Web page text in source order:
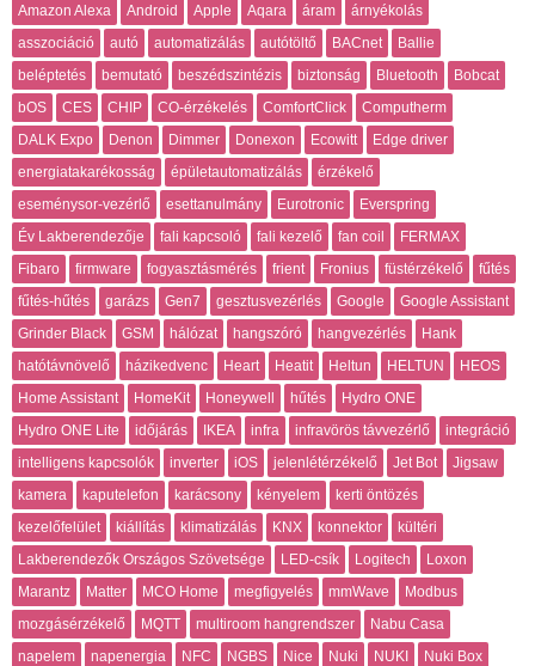
Amazon Alexa
Android Apple Aqara áram
árnyékolás
asszociáció
autó automatizálás autótöltő BACnet
Ballie
beléptetés
bemutató beszédszintézis biztonság Bluetooth
Bobcat
bOS
CES CHIP CO-érzékelés ComfortClick
Computherm
DALK Expo
Denon Dimmer Donexon Ecowitt
Edge driver
energiatakarékosság
épületautomatizálás
érzékelő
eseménysor-vezérlő
esettanulmány Eurotronic
Everspring
Év Lakberendezője
fali kapcsoló fali kezelő fan coil
FERMAX
Fibaro
firmware fogyasztásmérés frient Fronius füstérzékelő
fűtés
fűtés-hűtés
garázs Gen7 gesztusvezérlés Google
Google Assistant
Grinder Black
GSM hálózat hangszóró hangvezérlés
Hank
hatótávnövelő
házikedvenc Heart Heatit Heltun HELTUN
HEOS
Home Assistant
HomeKit Honeywell hűtés
Hydro ONE
Hydro ONE Lite
időjárás IKEA infra infravörös távvezérlő
integráció
intelligens kapcsolók
inverter iOS jelenlétérzékelő Jet Bot
Jigsaw
kamera
kaputelefon karácsony kényelem
kerti öntözés
kezelőfelület
kiállítás klimatizálás KNX konnektor
kültéri
Lakberendezők Országos Szövetsége
LED-csík Logitech
Loxon
Marantz
Matter MCO Home megfigyelés mmWave
Modbus
mozgásérzékelő
MQTT multiroom hangrendszer
Nabu Casa
napelem
napenergia NFC NGBS Nice Nuki NUKI
Nuki Box